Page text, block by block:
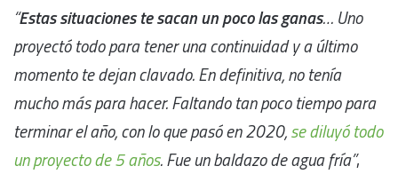
“Estas situaciones te sacan un poco las ganas… Uno
proyectó todo para tener una continuidad y a último
momento te dejan clavado. En definitiva, no tenía
mucho más para hacer. Faltando tan poco tiempo para
terminar el año, con lo que pasó en 2020,se diluyó todo
un proyecto de 5 años. Fue un baldazo de agua fría”,